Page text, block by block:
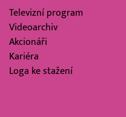
Televizní program
Videoarchiv
Akcionáři
Kariéra
Loga ke stažení